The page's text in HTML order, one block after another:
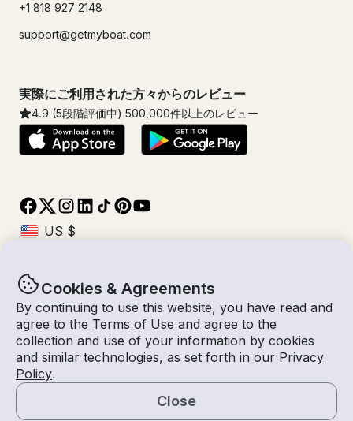
Cookies & Agreements
By continuing to use this website, you have read and
agree to the Terms of Use and agree to the
collection and use of your information by cookies
and similar technologies, as set forth in our Privacy
Policy.
Close
+1 818 927 2148
support@getmyboat.com
実際にご利用された方々からのレビュー
4.9 (5段階評価中) 500,000件以上のレビュー
© Getmyboat 2026利用規約プライバシー規約
09 8月 2026
2 時間2 人数
船長付き
$415 /時間
見積もりを依頼する